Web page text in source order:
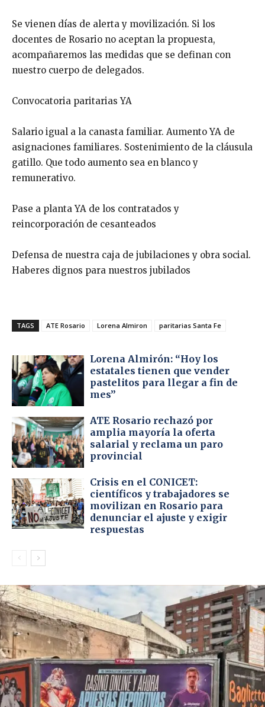
Se vienen días de alerta y movilización. Si los
docentes de Rosario no aceptan la propuesta,
acompañaremos las medidas que se definan con
nuestro cuerpo de delegados.
Convocatoria paritarias YA
Salario igual a la canasta familiar. Aumento YA de
asignaciones familiares. Sostenimiento de la cláusula
gatillo. Que todo aumento sea en blanco y
remunerativo.
Pase a planta YA de los contratados y
reincorporación de cesanteados
Defensa de nuestra caja de jubilaciones y obra social.
Haberes dignos para nuestros jubilados
TAGS ATE Rosario Lorena Almiron paritarias Santa Fe
Lorena Almirón: “Hoy los
estatales tienen que vender
pastelitos para llegar a fin de
mes”
ATE Rosario rechazó por
amplia mayoría la oferta
salarial y reclama un paro
provincial
Crisis en el CONICET:
científicos y trabajadores se
movilizan en Rosario para
denunciar el ajuste y exigir
respuestas